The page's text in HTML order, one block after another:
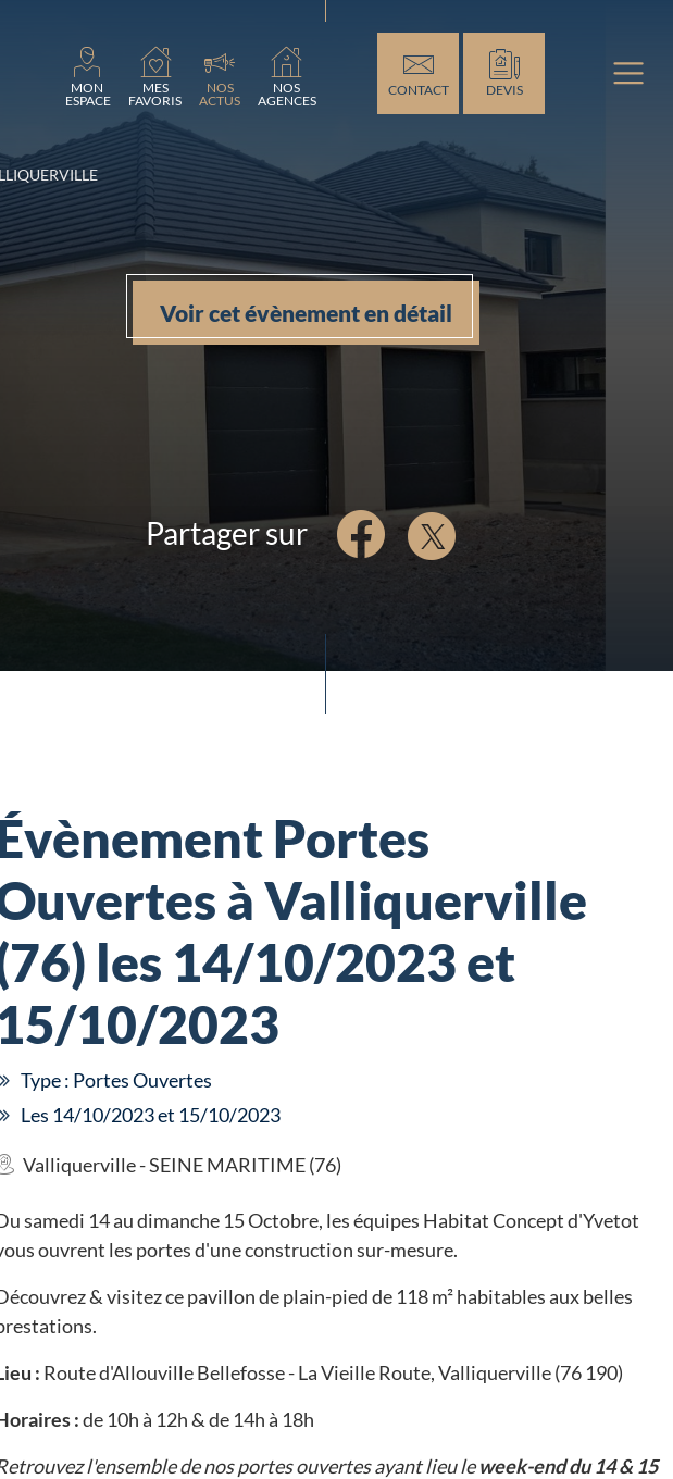
MON
ESPACE
Chargement...
MES
FAVORIS
NOS
ACTUS
NOS
AGENCES
CONTACT DEVIS
Voir cet évènement en détail
Partager sur
Portes
à Valliquerville
les 14/10/2023 et
10/2023
Type : Portes Ouvertes
Les 14/10/2023 et 15/10/2023
Valliquerville - SEINE MARITIME (76)
samedi 14 au dimanche 15 Octobre, les équipes Habitat Concept d'Yvetot
ouvrent les portes d'une construction sur-mesure.
& visitez ce pavillon de plain-pied de 118 m² habitables aux belles
: Route d'Allouville Bellefosse - La Vieille Route, Valliquerville (76 190)
:de 10h à 12h & de 14h à 18h
l'ensemble de nos portes ouvertes ayant lieu leweek-end du 14 & 15